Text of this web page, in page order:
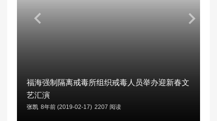
福海强制隔离戒毒所组织戒毒人员举办迎新春文
艺汇演
张凯 8年前 (2019-02-17) 2207 阅读